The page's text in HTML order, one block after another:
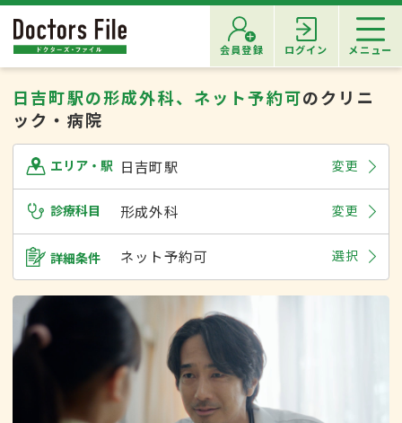
会員登録 ログイン メニュー
日吉町駅の形成外科、ネット予約可のクリニ
ック・病院
エリア・駅 日吉町駅 変更
診療科目 形成外科 変更
詳細条件 ネット予約可 選択